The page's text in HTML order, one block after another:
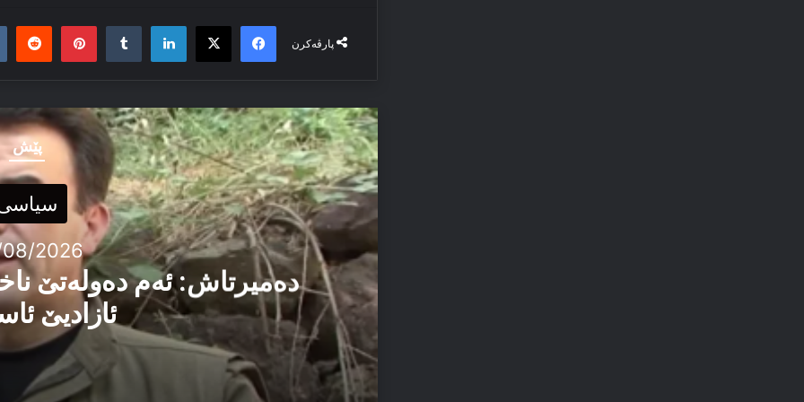
پارڤەکرن
Facebook
X
LinkedIn
Tumblr
پێش
2026
دەمیرتاش: ئەم دەولەتێ
ئازادیێ